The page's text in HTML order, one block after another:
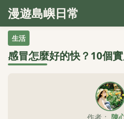
漫遊島嶼日常
生活
感冒怎麼好的快？10個
作者： 陳